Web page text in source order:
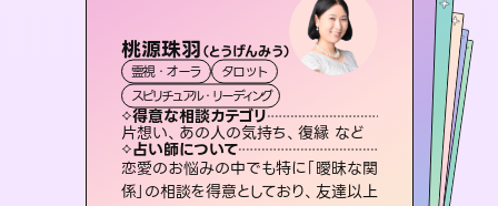
桃源珠羽（とうげんみう）
霊視・オーラ
タロット
スピリチュアル・リーディング
得意な相談カテゴリ
片想い、あの人の気持ち、復縁 など
占い師について
恋愛のお悩みの中でも特に「曖昧な関
係」の相談を得意としており、友達以上
アイリス -iris-
西洋占星術 タロット
ルーン
得意な相談カテゴリ
恋愛総合、片想い、二人の未来 など
占い師について
復縁、恋愛、不倫の行方、同性愛や片
思い、仕事関係や借金問題まで知りた
いことや心の負担になっていることを
彗望（すいぼう
霊視・オーラ
スピリチュアル・リーディング
得意な相談カテゴリ
片想い、あの人の気持ち、復縁 など
占い師について
3,700年以上の歴史を持つ東洋最古の
占術「易占」で詳細まで占い、幸せへ向
かう道筋を示します。厳しい結果にも具
おう 霊感オラクル
霊視・オーラ
オラクルカード
得意な相談カテゴリ
恋愛総合、あの人の気持ち など
占い師について
未来視師＊花
霊視・オーラ
スピリチュアル・リーディング
得意な相談カテゴリ
出逢い、片想い、復縁 など
占い師について
未来には何パターンもの選択肢があり
ます。不安で視えにくくなっているあな
たの素敵な未来を見つけ、その未来を
セラピスト理恵
霊視・オーラ タロット
スピリチュアル・リーディング
得意な相談カテゴリ
片想い、二人の未来、年の差 など
占い師について
連絡再開、復縁、成就などの報告実績
多数。セラピストとして2万超の施術経
験があるからこそできる鑑定で、より良